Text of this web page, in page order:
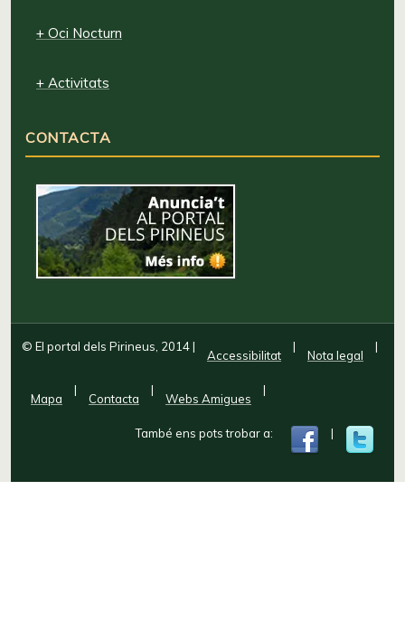
+ Oci Nocturn
+ Activitats
CONTACTA
© El portal dels Pirineus, 2014|
Accessibilitat
|
Nota legal
|
Mapa
|
Contacta
|
Webs Amigues
|
També ens pots trobar a: |